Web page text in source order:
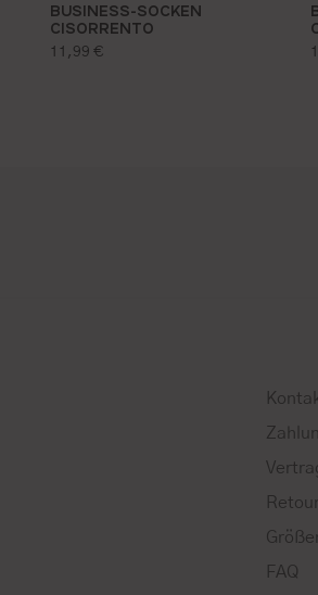
BUSINESS-SOCKEN
CISORRENTO
regulärer preis:
11,99 €
FAQ